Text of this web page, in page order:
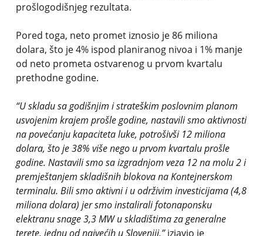
prošlogodišnjeg rezultata.
Pored toga, neto promet iznosio je 86 miliona
dolara, što je 4% ispod planiranog nivoa i 1% manje
od neto prometa ostvarenog u prvom kvartalu
prethodne godine.
“U skladu sa godišnjim i strateškim poslovnim planom
usvojenim krajem prošle godine, nastavili smo aktivnosti
na povećanju kapaciteta luke, potrošivši 12 miliona
dolara, što je 38% više nego u prvom kvartalu prošle
godine. Nastavili smo sa izgradnjom veza 12 na molu 2 i
premještanjem skladišnih blokova na Kontejnerskom
terminalu. Bili smo aktivni i u održivim investicijama (4,8
miliona dolara) jer smo instalirali fotonaponsku
elektranu snage 3,3 MW u skladištima za generalne
terete, jednu od najvećih u Sloveniji,”izjavio je